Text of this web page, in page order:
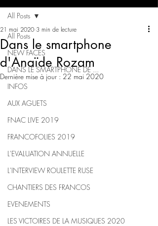
All Posts
NEW FACES
DANS LE SMARTPHONE DE ...
INFOS
AUX AGUETS
FNAC LIVE 2019
FRANCOFOLIES 2019
L'EVALUATION ANNUELLE
L'INTERVIEW ROULETTE RUSE
CHANTIERS DES FRANCOS
EVENEMENTS
LES VICTOIRES DE LA MUSIQUES 2020
All Posts
Dans le smartphone
d'Anaïde Rozam
21 mai 2020 3 min de lecture
Dernière mise à jour : 22 mai 2020